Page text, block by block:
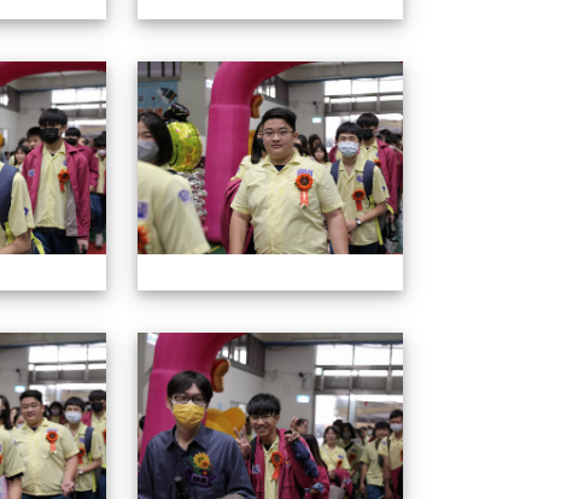
114年畢業典禮 114年畢業典禮
114年畢業典禮 114年畢業典禮